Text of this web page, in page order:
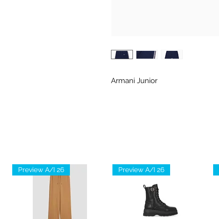
Armani Junior
Preview A/I 26 Preview A/I 26